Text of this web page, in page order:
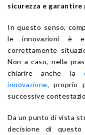
sicurezza e garantire
In questo senso,
le innovazioni è
correttamente
Non a caso, nella
chiarire anche la
innovazione, proprio
successive
Da un punto di vista
decisione di